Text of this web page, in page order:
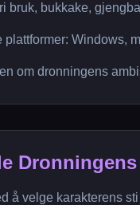
bruk, bukkake,
Windows,
om dronningens
å velge karakterens